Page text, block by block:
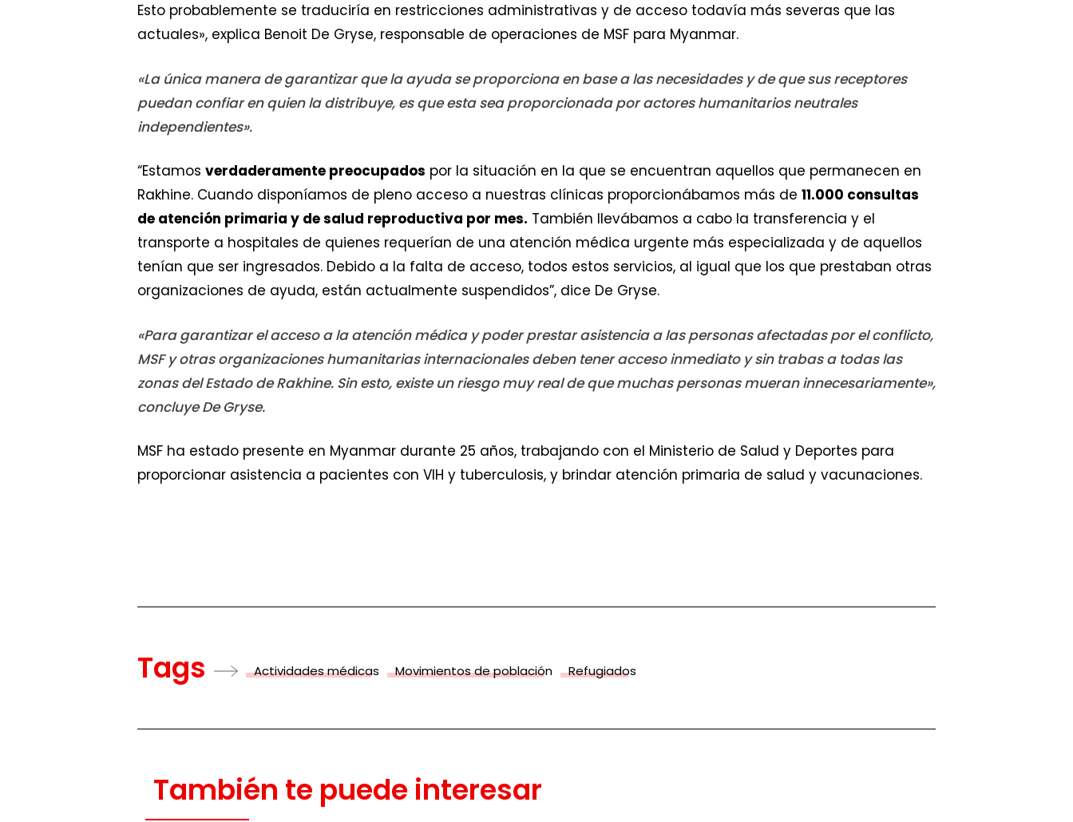
Esto probablemente se traduciría en restricciones administrativas y de acceso todavía más severas que las
actuales», explica Benoit De Gryse, responsable de operaciones de MSF para Myanmar.
«La única manera de garantizar que la ayuda se proporciona en base a las necesidades y de que sus receptores
puedan confiar en quien la distribuye, es que esta sea proporcionada por actores humanitarios neutrales
independientes».
“Estamos verdaderamente preocupados por la situación en la que se encuentran aquellos que permanecen en
Rakhine. Cuando disponíamos de pleno acceso a nuestras clínicas proporcionábamos más de 11.000 consultas
de atención primaria y de salud reproductiva por mes. También llevábamos a cabo la transferencia y el
transporte a hospitales de quienes requerían de una atención médica urgente más especializada y de aquellos
tenían que ser ingresados. Debido a la falta de acceso, todos estos servicios, al igual que los que prestaban otras
organizaciones de ayuda, están actualmente suspendidos”, dice De Gryse.
«Para garantizar el acceso a la atención médica y poder prestar asistencia a las personas afectadas por el conflicto,
MSF y otras organizaciones humanitarias internacionales deben tener acceso inmediato y sin trabas a todas las
zonas del Estado de Rakhine. Sin esto, existe un riesgo muy real de que muchas personas mueran innecesariamente»,
concluye De Gryse.
MSF ha estado presente en Myanmar durante 25 años, trabajando con el Ministerio de Salud y Deportes para
proporcionar asistencia a pacientes con VIH y tuberculosis, y brindar atención primaria de salud y vacunaciones.
Tags Actividades médicas Movimientos de población Refugiados
También te puede interesar